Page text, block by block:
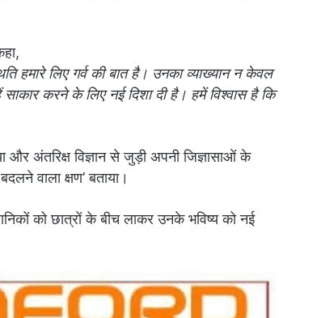
हमारे लिए गर्व की बात है। उनका व्याख्यान न केवल
करने के लिए नई दिशा दी है। हमें विश्वास है कि
और अंतरिक्ष विज्ञान से जुड़ी अपनी जिज्ञासाओं के
वाला क्षण’ बताया।
को छात्रों के बीच लाकर उनके भविष्य को नई